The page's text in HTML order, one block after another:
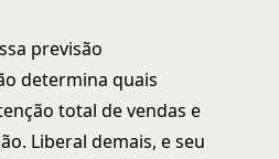
previsão
determina quais
total de vendas e
Liberal demais, e seu